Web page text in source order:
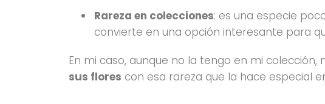
Rareza en colecciones: es una especie
convierte en una opción interesante para
En mi caso, aunque no la tengo en mi
sus flores con esa rareza que la hace especial